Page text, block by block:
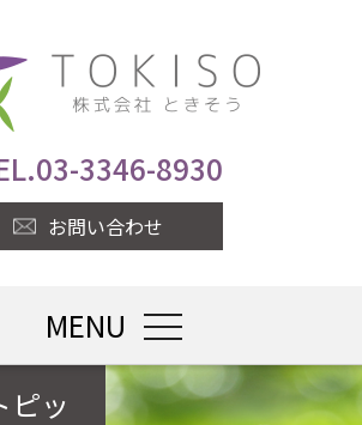
03-3346-8930
お問い合わせ
MENU toggle
ピッ